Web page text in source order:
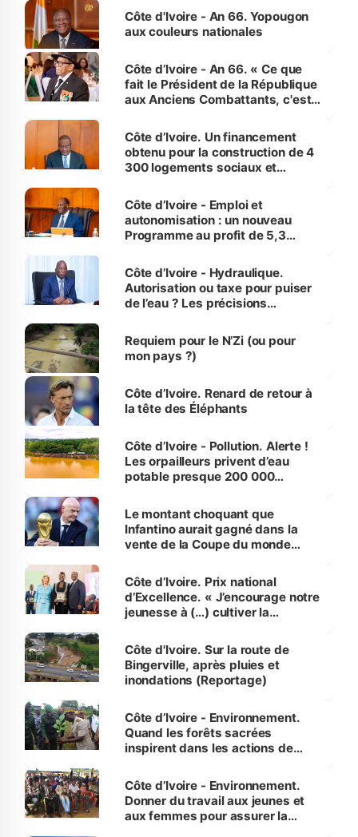
l'Etat de droit pour préserver les
vies humaines »
Côte d'Ivoire - An 66. Yopougon
aux couleurs nationales
Côte d’Ivoire - An 66. « Ce que
fait le Président de la République
aux Anciens Combattants, c'est
Côte d’Ivoire. Un financement
obtenu pour la construction de 4
300 logements sociaux et
et Yamoussoukro
Côte d’Ivoire - Emploi et
autonomisation : un nouveau
Programme au profit de 5,3
Côte d’Ivoire - Hydraulique.
Autorisation ou taxe pour puiser
de l’eau ? Les précisions
Requiem pour le N’Zi (ou pour
mon pays ?)
Côte d’Ivoire. Renard de retour à
la tête des Éléphants
Côte d’Ivoire - Pollution. Alerte !
Les orpailleurs privent d’eau
potable presque 200 000
Le montant choquant que
Infantino aurait gagné dans la
vente de la Coupe du monde
Côte d’Ivoire. Prix national
d’Excellence. « J’encourage notre
jeunesse à (…) cultiver la
(Alassane Ouattara
Côte d'Ivoire. Sur la route de
Bingerville, après pluies et
inondations (Reportage)
Côte d’Ivoire - Environnement.
Quand les forêts sacrées
inspirent dans les actions de
Côte d’Ivoire - Environnement.
Donner du travail aux jeunes et
aux femmes pour assurer la